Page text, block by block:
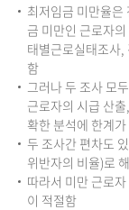
최저임금 미만율은
금 미만인 근로자
태별근로실태조사
함
그러나 두 조사 모
근로자의 시급 산
확한 분석에 한계가
두 조사간 편차도
위반자의 비율)로
따라서 미만 근로
이 적절함